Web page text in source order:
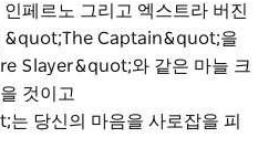
페르노 그리고 엑스트라 버진
&quot;The Captain&quot;을
Slayer&quot;와 같은 마늘 크
것이고
당신의 마음을 사로잡을 피